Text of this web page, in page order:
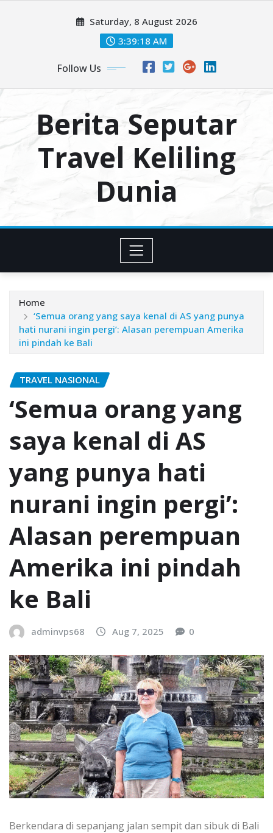
Saturday, 8 August 2026
3:39:19 AM
Follow Us
Berita Seputar
Travel Keliling
Dunia
Home
‘Semua orang yang saya kenal di AS yang punya
hati nurani ingin pergi’: Alasan perempuan Amerika
ini pindah ke Bali
TRAVEL NASIONAL
‘Semua orang yang
saya kenal di AS
yang punya hati
nurani ingin pergi’:
Alasan perempuan
Amerika ini pindah
ke Bali
adminvps68 Aug 7, 2025 0
Berkendara di sepanjang jalan sempit dan sibuk di Bali